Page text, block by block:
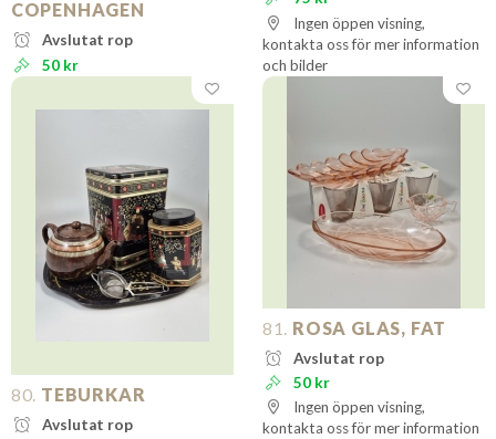
COPENHAGEN
Avslutat rop
50 kr
Ingen öppen visning,
kontakta oss för mer information
och bilder
80. TEBURKAR
Avslutat rop
81. ROSA GLAS, FAT
Avslutat rop
50 kr
Ingen öppen visning,
kontakta oss för mer information